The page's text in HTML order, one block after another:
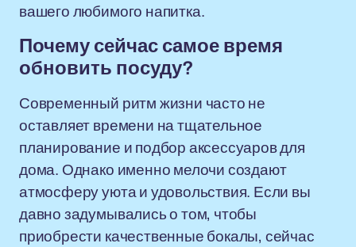
вашего любимого напитка.
Почему сейчас самое время
обновить посуду?
Современный ритм жизни часто не
оставляет времени на тщательное
планирование и подбор аксессуаров для
дома. Однако именно мелочи создают
атмосферу уюта и удовольствия. Если вы
давно задумывались о том, чтобы
приобрести качественные бокалы, сейчас